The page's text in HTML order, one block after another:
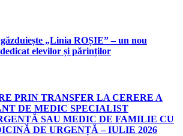
„Linia ROȘIE” – un nou
elevilor și părinților
PRIN TRANSFER LA CERERE A
DE MEDIC SPECIALIST
SAU MEDIC DE FAMILIE CU
DE URGENȚĂ – IULIE 2026